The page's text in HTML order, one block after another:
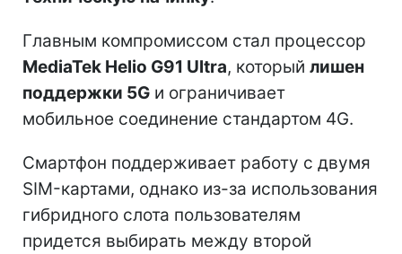
Главным компромиссом стал процессор
MediaTek Helio G91 Ultra, который лишен
поддержки 5G и ограничивает
мобильное соединение стандартом 4G.
Смартфон поддерживает работу с двумя
SIM-картами, однако из-за использования
гибридного слота пользователям
придется выбирать между второй